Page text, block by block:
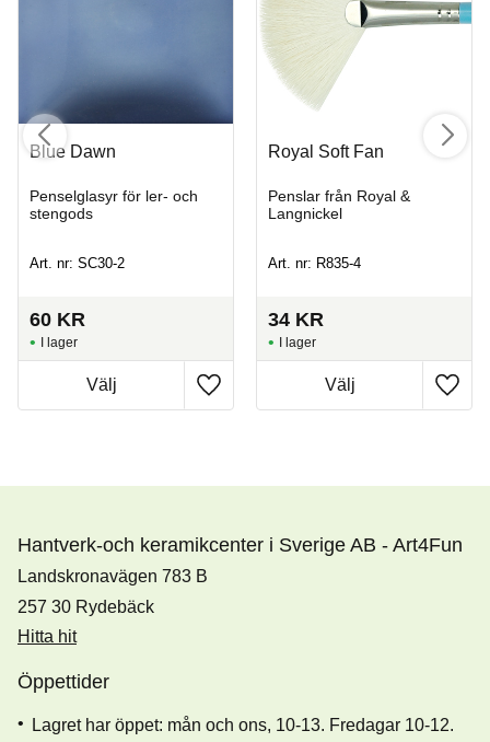
Blue Dawn
Penselglasyr för ler- och
stengods
Art. nr: SC30-2
60 KR
I lager
Royal Soft Fan
Penslar från Royal &
Langnickel
Art. nr: R835-4
34 KR
I lager
Hantverk-och keramikcenter i Sverige AB - Art4Fun
Landskronavägen 783 B
257 30 Rydebäck
Hitta hit
Öppettider
Lagret har öppet: mån och ons, 10-13. Fredagar 10-12.